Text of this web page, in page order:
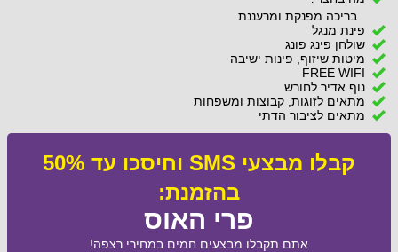
בריכה מפנקת ומרעננת
פינת מנגל
שולחן פינג פונג
מיטות שיזוף, פינות ישיבה
FREE WIFI
נוף אדיר לחורש
מתאים לזוגות, קבוצות ומשפחות
מתאים לציבור הדתי
קבלו מבצעי SMS וחיסכו עד 50%
בהזמנת:
פרי האוס
אתם תקבלו מבצעים חמים במחירי רצפה!